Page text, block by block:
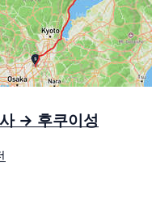
→ 후쿠이성